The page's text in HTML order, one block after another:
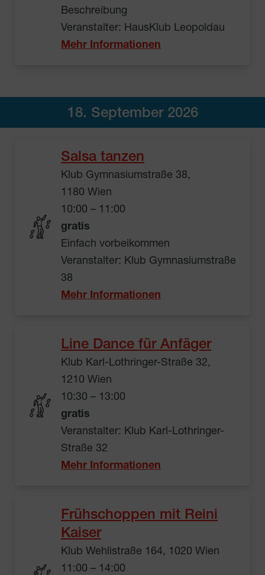
Beschreibung
Veranstalter: HausKlub Leopoldau
Mehr Informationen
18. September 2026
Salsa tanzen
Klub Gymnasiumstraße 38,
1180 Wien
10:00 – 11:00
gratis
Einfach vorbeikommen
Veranstalter: Klub Gymnasiumstraße
38
Mehr Informationen
Line Dance für Anfäger
Klub Karl-Lothringer-Straße 32,
1210 Wien
10:30 – 13:00
gratis
Veranstalter: Klub Karl-Lothringer-
Straße 32
Mehr Informationen
Frühschoppen mit Reini
Kaiser
Klub Wehlistraße 164, 1020 Wien
11:00 – 14:00